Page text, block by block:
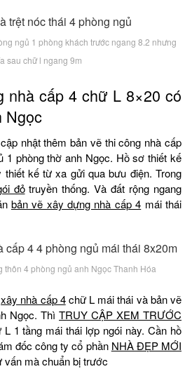
ngủ 1 phòng khách trước ngang 8.2 nhưng
sau chữ l ngang 9m
nhà cấp 4 chữ L 8×20 có
Ngọc
nhật thêm bản vẽ thi công nhà cấp
1 phòng thờ anh Ngọc. Hồ sơ thiết kế
thiết kế từ xa gửi qua bưu điện. Trong
đỏtruyền thống. Và đất rộng ngang
bản vẽ xây dựng nhà cấp 4 mái thái
thôn 4 phòng ngủ anh Ngọc Thanh Hóa
xây nhà cấp 4chữ L mái thái và bản vẽ
Ngọc. Thì TRUY CẬP XEM TRƯỚC
1 tầng mái thái lợp ngói này. Cần hồ
đốc công ty cổ phần NHÀ ĐẸP MỚI
vấn mà chuẩn bị trước